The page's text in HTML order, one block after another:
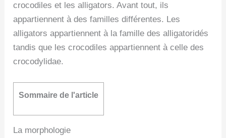
crocodiles et les alligators. Avant tout, ils
appartiennent à des familles différentes. Les
alligators appartiennent à la famille des alligatoridés
tandis que les crocodiles appartiennent à celle des
crocodylidae.
Sommaire de l'article
La morphologie